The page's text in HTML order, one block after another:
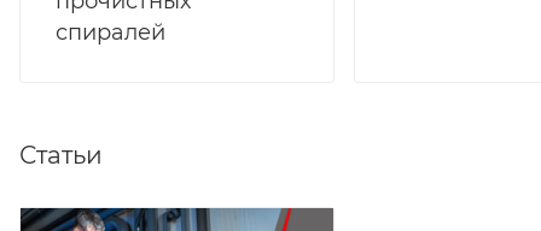
спиралей
Статьи